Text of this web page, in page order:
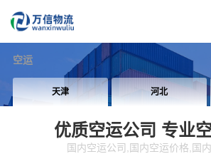
空运
天津 河北
优质空运公司 专业
国内空运公司,国内空运价格,国